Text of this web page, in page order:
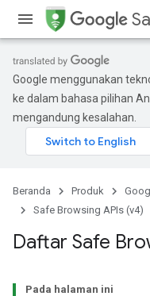
Google menggunakan
ke dalam bahasa pilihan
mengandung kesalahan.
Beranda Produk
Safe Browsing APIs (v4)
Daftar Safe
Pada halaman ini